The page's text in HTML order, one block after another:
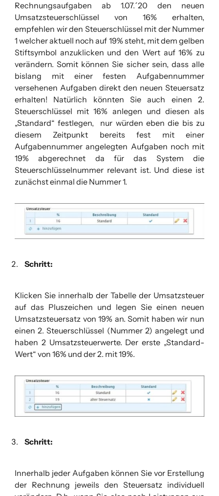
Rechnungsaufgaben ab 1.07.´20 den neuen
Umsatzsteuerschlüssel von 16% erhalten,
empfehlen wir den Steuerschlüssel mit der Nummer
1 welcher aktuell noch auf 19% steht, mit dem gelben
Stiftsymbol anzuklicken und den Wert auf 16% zu
verändern. Somit können Sie sicher sein, dass alle
bislang mit einer festen Aufgabennummer
versehenen Aufgaben direkt den neuen Steuersatz
erhalten! Natürlich könnten Sie auch einen 2.
Steuerschlüssel mit 16% anlegen und diesen als
„Standard“ festlegen, nur würden eben die bis zu
diesem Zeitpunkt bereits fest mit einer
Aufgabennummer angelegten Aufgaben noch mit
19% abgerechnet da für das System die
Steuerschlüsselnummer relevant ist. Und diese ist
zunächst einmal die Nummer 1.
Schritt:
Klicken Sie innerhalb der Tabelle der Umsatzsteuer
auf das Pluszeichen und legen Sie einen neuen
Umsatzsteuersatz von 19% an. Somit haben wir nun
einen 2. Steuerschlüssel (Nummer 2) angelegt und
haben 2 Umsatzsteuerwerte. Der erste „Standard-
Wert“ von 16% und der 2. mit 19%.
Schritt:
Innerhalb jeder Aufgaben können Sie vor Erstellung
der Rechnung jeweils den Steuersatz individuell